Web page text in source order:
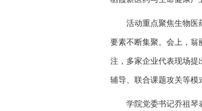
活动重点聚焦生物医
要素不断集聚。会上，翁
注，多家企业代表现场提
辅导、联合课题攻关等模
学院党委书记乔祖琴